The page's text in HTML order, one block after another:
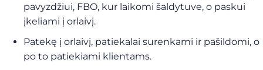
pavyzdžiui, FBO, kur laikomi šaldytuve, o paskui
įkeliami į orlaivį.
Patekę į orlaivį, patiekalai surenkami ir pašildomi, o
po to patiekiami klientams.